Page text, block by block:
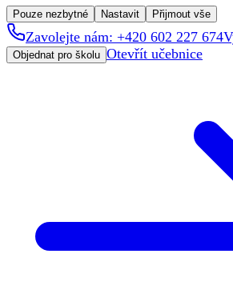
Pouze nezbytné Nastavit Přijmout vše
Zavolejte nám: +420 602 227 674
Objednat pro školu Otevřít učebnice